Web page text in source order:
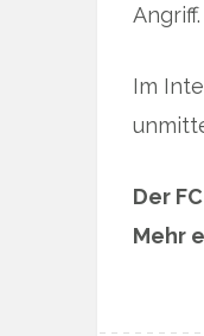
Angriff.
Im
Der
Mehr